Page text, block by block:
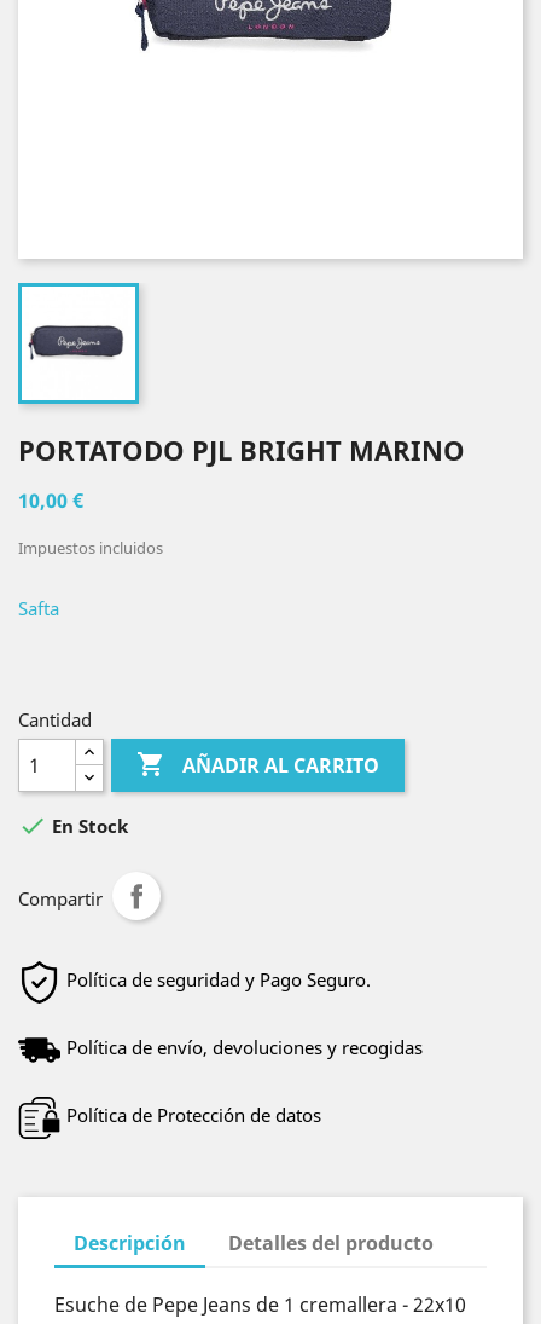
PORTATODO PJL BRIGHT MARINO
10,00 €
Impuestos incluidos
Safta
Cantidad
 AÑADIR AL CARRITO
 En Stock
Compartir
Política de seguridad y Pago Seguro.
Política de envío, devoluciones y recogidas
Política de Protección de datos
Descripción Detalles del producto
Esuche de Pepe Jeans de 1 cremallera - 22x10